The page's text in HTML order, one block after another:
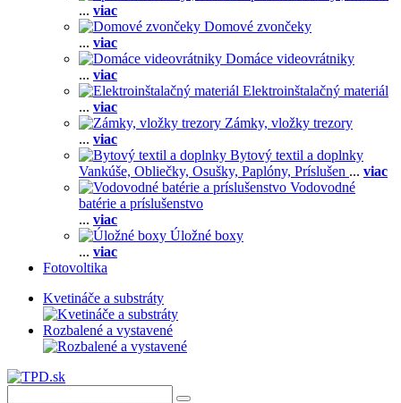
... viac
Domové zvončeky
... viac
Domáce videovrátniky
... viac
Elektroinštalačný materiál
... viac
Zámky, vložky trezory
... viac
Bytový textil a doplnky
Vankúše, Obliečky, Osušky, Paplóny, Príslušen ... viac
Vodovodné
batérie a príslušenstvo
... viac
Úložné boxy
... viac
Fotovoltika
Kvetináče a substráty
Rozbalené a vystavené